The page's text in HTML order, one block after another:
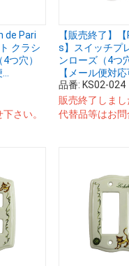
de Pari
クラシ
つ穴）
さい。
【販売終了】
s】スイッチプ
ンローズ（4つ
【メール便対応
品番: KS02-024
販売終了しまし
代替品等はお問